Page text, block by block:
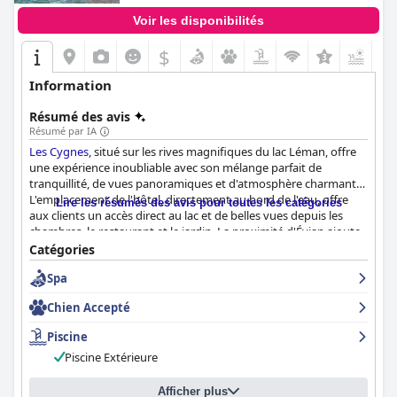
Voir les disponibilités
$
Information
Résumé des avis
Résumé par IA
Les Cygnes, situé sur les rives magnifiques du lac Léman, offre
une expérience inoubliable avec son mélange parfait de
tranquillité, de vues panoramiques et d'atmosphère charmante.
L'emplacement de l'hôtel, directement au bord de l'eau, offre
aux clients un accès direct au lac et de belles vues depuis les
chambres, le restaurant et le jardin. La proximité d'Évian ajoute
à son attrait, en faisant un lieu privilégié pour la détente et
l'exploration.
culinaire exceptionnelle, le buffet du petit-déjeuner recevant des
éloges unanimes pour sa variété et ses offres somptueuses. Les
clients savourent leurs repas avec des vues imprenables sur le
lac et bénéficient d'un service attentionné, améliorant
l'expérience culinaire globale. Le service du dîner est tout aussi
impressionnant, avec une excellente cuisine française, un menu
Lire les résumés des avis pour toutes les catégories
Catégories
Spa
Chien Accepté
Piscine
Piscine Extérieure
Afficher plus